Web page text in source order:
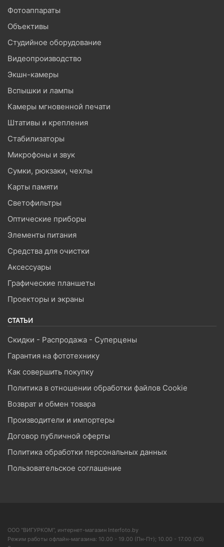
Фотоаппараты
Объективы
Студийное оборудование
Видеопроизводство
Экшн-камеры
Вспышки и лампы
Камеры мгновенной печати
Штативы и крепления
Стабилизаторы
Микрофоны и звук
Сумки, рюкзаки, чехлы
Карты памяти
Светофильтры
Оптические приборы
Элементы питания
Средства для очистки
Аксессуары
Графические планшеты
Проекторы и экраны
СТАТЬИ
Скидки - Распродажа - Суперцены
Гарантия на фототехнику
Как совершить покупку
Политика в отношении обработки файлов Cookie
Возврат и обмен товара
Производители и импортеры
Договор публичной оферты
Политика обработки персональных данных
Пользовательское соглашение
ООО "ВИГУРКОМ", интернет-магазин Interfoto.by
Режим работы офлайн-магазина: 10.00 - 19.00 (Пн-Пт); 10.00 - 17.00 (Сб)